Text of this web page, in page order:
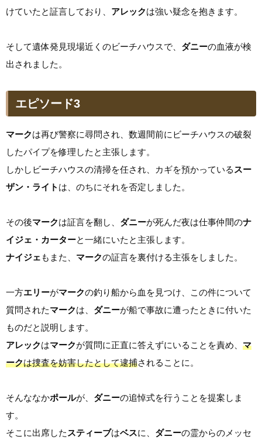
けていたと証言しており、 アレックは強い疑念を抱きます。
そして遺体発見現場近くのビーチハウスで、 ダニーの血液が検
出されました。
エピソード3
マークは再び警察に尋問され、数週間前にビーチハウスの破裂
したパイプを修理したと主張します。
しかしビーチハウスの清掃を任され、カギを預かっている スー
ザン・ライト は、のちにそれを否定しました。
その後マークは証言を翻し、 ダニーが死んだ夜は仕事仲間のナ
イジェ・カーターと一緒にいたと主張します。
ナイジェもまた、 マークの証言を裏付ける主張をしました。
一方エリーがマークの釣り船から血を見つけ、この件について
質問されたマークは、 ダニーが船で事故に遭ったときに付いた
ものだと説明します。
アレックはマークが質問に正直に答えずにいることを責め、 マ
ークは捜査を妨害したとして逮捕されることに。
そんななかポールが、 ダニーの追悼式を行うことを提案しま
す。
そこに出席した スティーブはベスに、 ダニーの霊からのメッセ